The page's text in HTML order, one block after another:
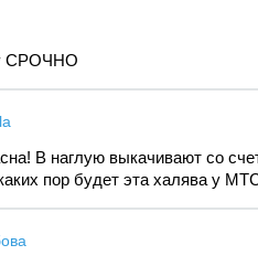
СРОЧНО
В наглую выкачивают со
пор будет эта халява у